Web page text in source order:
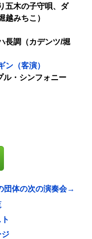
五木の子守唄、ダ
みちこ）
長調（カデンツ/堀
ン（客演）
・シンフォニー
団体の次の演奏会→
ジ